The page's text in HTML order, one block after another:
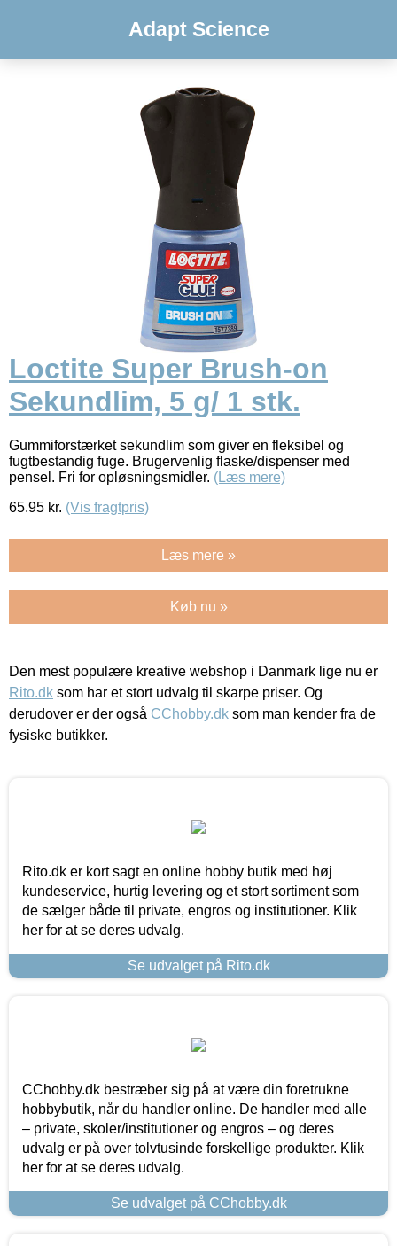
Adapt Science
Loctite Super Brush-on
Sekundlim, 5 g/ 1 stk.
Gummiforstærket sekundlim som giver en fleksibel og
fugtbestandig fuge. Brugervenlig flaske/dispenser med
pensel. Fri for opløsningsmidler. (Læs mere)
65.95 kr. (Vis fragtpris)
Læs mere »
Køb nu »
Den mest populære kreative webshop i Danmark lige nu er
Rito.dk som har et stort udvalg til skarpe priser. Og
derudover er der også CChobby.dk som man kender fra de
fysiske butikker.
Rito.dk er kort sagt en online hobby butik med høj
kundeservice, hurtig levering og et stort sortiment som
de sælger både til private, engros og institutioner. Klik
her for at se deres udvalg.
Se udvalget på Rito.dk
CChobby.dk bestræber sig på at være din foretrukne
hobbybutik, når du handler online. De handler med alle
– private, skoler/institutioner og engros – og deres
udvalg er på over tolvtusinde forskellige produkter. Klik
her for at se deres udvalg.
Se udvalget på CChobby.dk